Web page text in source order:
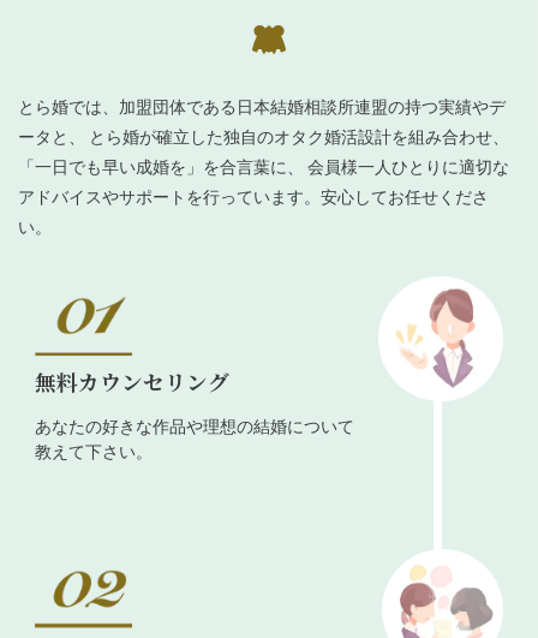
とら婚では、加盟団体である日本結婚相談所連盟の持つ実績やデ
ータと、 とら婚が確立した独自のオタク婚活設計を組み合わせ、
「一日でも早い成婚を」を合言葉に、 会員様一人ひとりに適切な
アドバイスやサポートを行っています。安心してお任せくださ
い。
無料カウンセリング
あなたの好きな作品や理想の結婚について
教えて下さい。